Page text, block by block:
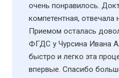
очень понравилось.
компетентная,
Приемом осталась
ФГДС у Чурсина Ивана
быстро и легко эта
впервые. Спасибо